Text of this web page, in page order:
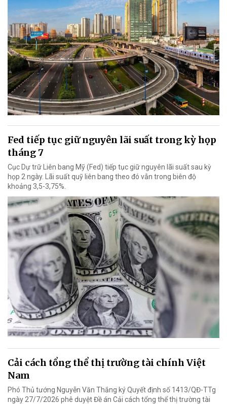
Fed tiếp tục giữ nguyên lãi suất trong kỳ họp
tháng 7
Cục Dự trữ Liên bang Mỹ (Fed) tiếp tục giữ nguyên lãi suất sau kỳ
họp 2 ngày. Lãi suất quỹ liên bang theo đó vẫn trong biên độ
khoảng 3,5-3,75%.
Cải cách tổng thể thị trường tài chính Việt
Nam
Phó Thủ tướng Nguyễn Văn Thắng ký Quyết định số 1413/QĐ-TTg
ngày 27/7/2026 phê duyệt Đề án Cải cách tổng thể thị trường tài